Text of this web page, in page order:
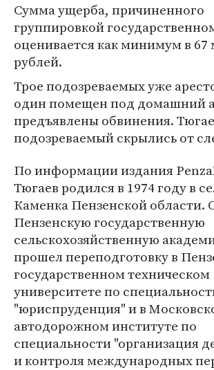
Сумма ущерба, причиненного
группировкой
оценивается как минимум в
рублей.
Трое подозреваемых уже
один помещен под домашний
предъявлены обвинения.
подозреваемый скрылись от
По информации издания
Тюгаев родился в 1974 году в
Каменка Пензенской области.
Пензенскую государственную
сельскохозяйственную
прошел переподготовку в
государственном техническом
университете по
"юриспруденция" и в
автодорожном институте по
специальности "организация
и контроля международных